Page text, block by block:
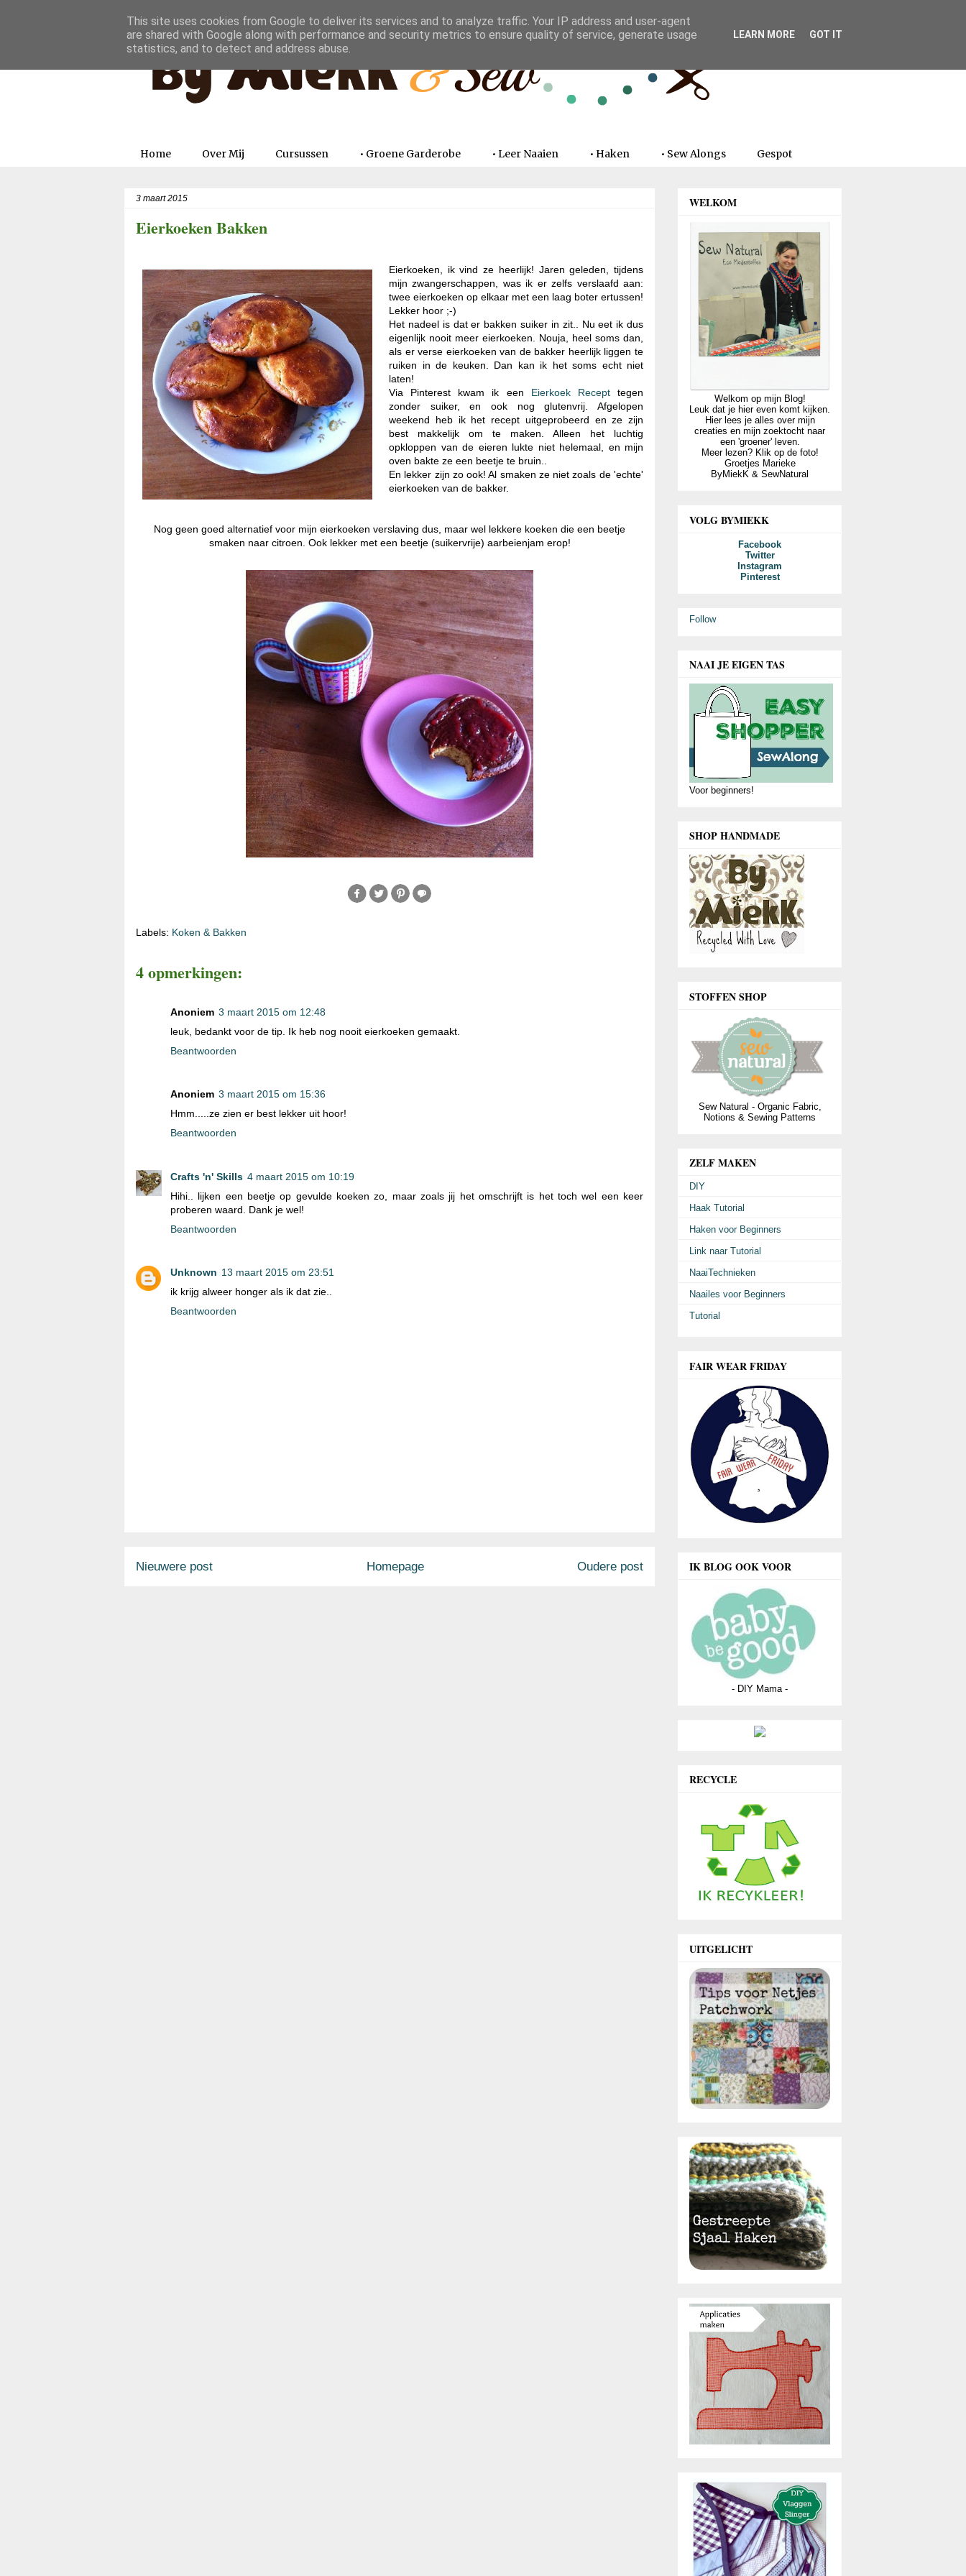
Home Over Mij Cursussen • Groene Garderobe • Leer Naaien • Haken • Sew Alongs Gespot
3 maart 2015
Eierkoeken Bakken
Eierkoeken, ik vind ze heerlijk! Jaren geleden, tijdens
mijn zwangerschappen, was ik er zelfs verslaafd aan:
twee eierkoeken op elkaar met een laag boter ertussen!
Lekker hoor ;-)
Het nadeel is dat er bakken suiker in zit.. Nu eet ik dus
eigenlijk nooit meer eierkoeken. Nouja, heel soms dan,
als er verse eierkoeken van de bakker heerlijk liggen te
ruiken in de keuken. Dan kan ik het soms echt niet
laten!
Via Pinterest kwam ik een Eierkoek Recepttegen
zonder suiker, en ook nog glutenvrij. Afgelopen
weekend heb ik het recept uitgeprobeerd en ze zijn
best makkelijk om te maken. Alleen het luchtig
opkloppen van de eieren lukte niet helemaal, en mijn
oven bakte ze een beetje te bruin..
En lekker zijn zo ook! Al smaken ze niet zoals de 'echte'
eierkoeken van de bakker.
Nog geen goed alternatief voor mijn eierkoeken verslaving dus, maar wel lekkere koeken die een beetje
smaken naar citroen. Ook lekker met een beetje (suikervrije) aarbeienjam erop!
Labels: Koken & Bakken
4 opmerkingen:
Anoniem 3 maart 2015 om 12:48
leuk, bedankt voor de tip. Ik heb nog nooit eierkoeken gemaakt.
Beantwoorden
Anoniem 3 maart 2015 om 15:36
Hmm.....ze zien er best lekker uit hoor!
Beantwoorden
Crafts 'n' Skills 4 maart 2015 om 10:19
Hihi.. lijken een beetje op gevulde koeken zo, maar zoals jij het omschrijft is het toch wel een keer
proberen waard. Dank je wel!
Beantwoorden
Unknown 13 maart 2015 om 23:51
ik krijg alweer honger als ik dat zie..
Beantwoorden
Nieuwere post Oudere post
Homepage
WELKOM
Welkom op mijn Blog!
Leuk dat je hier even komt kijken.
Hier lees je alles over mijn
creaties en mijn zoektocht naar
een 'groener' leven.
Meer lezen? Klik op de foto!
Groetjes Marieke
ByMiekK & SewNatural
VOLG BYMIEKK
Facebook
Twitter
Instagram
Pinterest
Follow
NAAI JE EIGEN TAS
Voor beginners!
SHOP HANDMADE
STOFFEN SHOP
Sew Natural - Organic Fabric,
Notions & Sewing Patterns
ZELF MAKEN
DIY
Haak Tutorial
Haken voor Beginners
Link naar Tutorial
NaaiTechnieken
Naailes voor Beginners
Tutorial
FAIR WEAR FRIDAY
IK BLOG OOK VOOR
- DIY Mama -
RECYCLE
UITGELICHT
This site uses cookies from Google to deliver its services and to analyze traffic. Your IP address and user-agent
are shared with Google along with performance and security metrics to ensure quality of service, generate usage
statistics, and to detect and address abuse.
LEARN MORE GOT IT